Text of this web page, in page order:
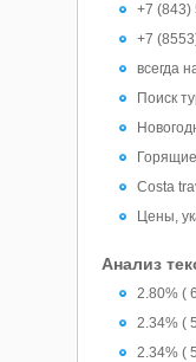
+7 (843)
+7
всегда
Поиск
Costa
Цены,
Анализ
2.80% (
2.34% (
2.34% (